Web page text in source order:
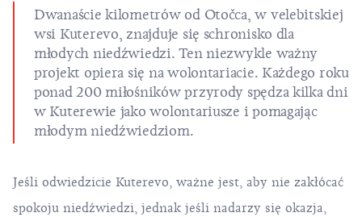
Dwanaście kilometrów od Otočca, w velebitskiej
wsi Kuterevo, znajduje się schronisko dla
młodych niedźwiedzi. Ten niezwykle ważny
projekt opiera się na wolontariacie. Każdego roku
ponad 200 miłośników przyrody spędza kilka dni
w Kuterewie jako wolontariusze i pomagając
młodym niedźwiedziom.
Jeśli odwiedzicie Kuterevo, ważne jest, aby nie zakłócać
spokoju niedźwiedzi, jednak jeśli nadarzy się okazja,